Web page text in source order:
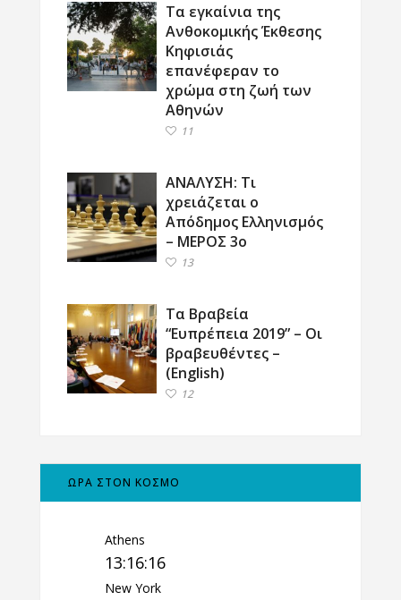
Τα εγκαίνια της
Ανθοκομικής Έκθεσης
Κηφισιάς
επανέφεραν το
χρώμα στη ζωή των
Αθηνών
11
ΑΝΑΛΥΣΗ: Τι
χρειάζεται ο
Απόδημος Ελληνισμός
– ΜΕΡΟΣ 3ο
13
Τα Βραβεία
“Ευπρέπεια 2019” – Οι
βραβευθέντες –
(English)
12
ΩΡΑ ΣΤΟΝ ΚΟΣΜΟ
Athens
13:16:17
New York